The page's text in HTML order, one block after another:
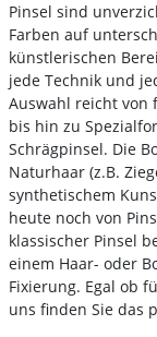
Pinsel sind
Farben auf
künstlerischen
jede Technik und
Auswahl reicht von
bis hin zu
Schrägpinsel. Die
Naturhaar (z.B.
synthetischem
heute noch von
klassischer Pinsel
einem Haar- oder
Fixierung. Egal ob
uns finden Sie das